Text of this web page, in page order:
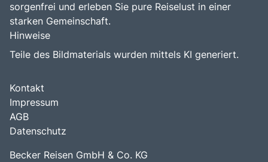
sorgenfrei und erleben Sie pure Reiselust in einer
starken Gemeinschaft.
Hinweise
Teile des Bildmaterials wurden mittels KI generiert.
Kontakt
Impressum
AGB
Datenschutz
Becker Reisen GmbH & Co. KG